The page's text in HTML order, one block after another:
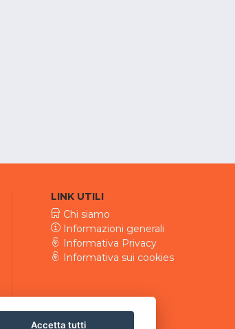
LINK UTILI
Chi siamo
Informazioni generali
Informativa Privacy
Informativa sui cookies
Accetta tutti